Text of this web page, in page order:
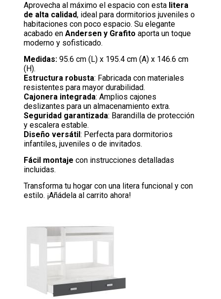
Aprovecha al máximo el espacio con esta litera
de alta calidad, ideal para dormitorios juveniles o
habitaciones con poco espacio. Su elegante
acabado en Andersen y Grafito aporta un toque
moderno y sofisticado.
Medidas: 95.6 cm (L) x 195.4 cm (A) x 146.6 cm
(H).
Estructura robusta: Fabricada con materiales
resistentes para mayor durabilidad.
Cajonera integrada: Amplios cajones
deslizantes para un almacenamiento extra.
Seguridad garantizada: Barandilla de protección
y escalera estable.
Diseño versátil : Perfecta para dormitorios
infantiles, juveniles o de invitados.
Fácil montaje con instrucciones detalladas
incluidas.
Transforma tu hogar con una litera funcional y con
estilo. ¡Añádela al carrito ahora!